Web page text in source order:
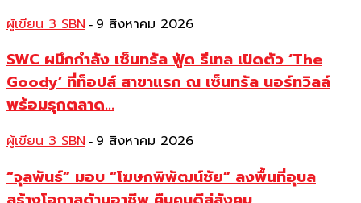
ผู้เขียน 3 SBN - 9 สิงหาคม 2026
SWC ผนึกกำลัง เซ็นทรัล ฟู้ด รีเทล เปิดตัว ‘The
Goody’ ที่ท็อปส์ สาขาแรก ณ เซ็นทรัล นอร์ทวิลล์
พร้อมรุกตลาด...
ผู้เขียน 3 SBN - 9 สิงหาคม 2026
“จุลพันธ์” มอบ “โฆษกพิพัฒน์ชัย” ลงพื้นที่อุบล